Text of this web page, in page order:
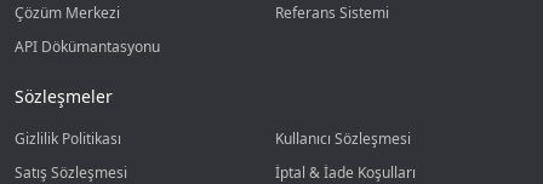
Çözüm Merkezi
Referans Sistemi
API Dökümantasyonu
Sözleşmeler
Gizlilik Politikası
Kullanıcı Sözleşmesi
Satış Sözleşmesi
İptal & İade Koşulları